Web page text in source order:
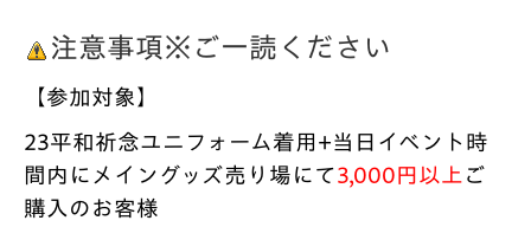
注意事項※ご一読ください
【参加対象】
23平和祈念ユニフォーム着用+当日イベント時
間内にメイングッズ売り場にて3,000円以上 ご
購入のお客様